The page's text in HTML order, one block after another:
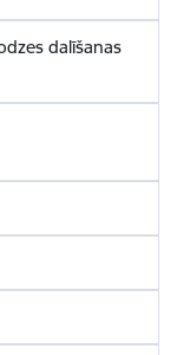
dalīšanas